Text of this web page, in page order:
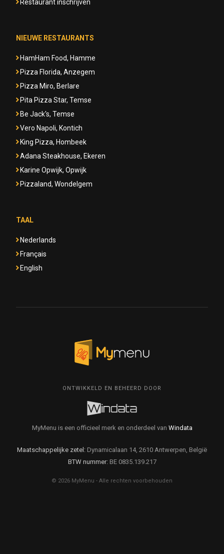
Restaurant inschrijven
NIEUWE RESTAURANTS
HamHam Food, Hamme
Pizza Florida, Anzegem
Pizza Miro, Berlare
Pita Pizza Star, Temse
Be Jack's, Temse
Vero Napoli, Kontich
King Pizza, Hombeek
Adana Steakhouse, Ekeren
Karine Opwijk, Opwijk
Pizzaland, Wondelgem
TAAL
Nederlands
Français
English
ONTWIKKELD EN BEHEERD DOOR
MyMenu is een officieel merk en onderdeel van Windata
Maatschappelijke zetel: Dynamicalaan 14, 2610 Antwerpen, België
BTW nummer:BE 0835.139.217
© 2026 MyMenu - Alle rechten voorbehouden